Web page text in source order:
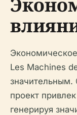
Les Machines
значительным.
проект
генерируя